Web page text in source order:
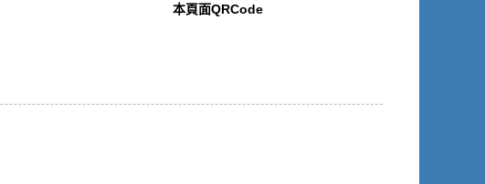
本頁面QRCode